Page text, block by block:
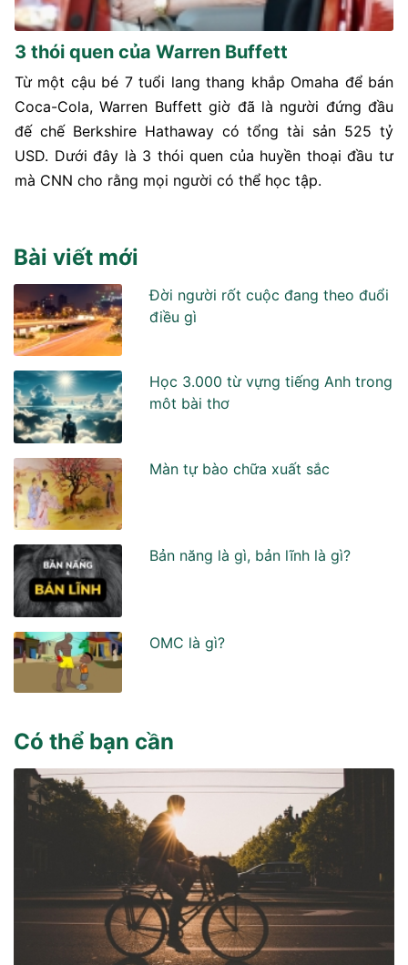
3 thói quen của Warren Buffett
Từ một cậu bé 7 tuổi lang thang khắp Omaha để bán
Coca-Cola, Warren Buffett giờ đã là người đứng đầu
đế chế Berkshire Hathaway có tổng tài sản 525 tỷ
USD. Dưới đây là 3 thói quen của huyền thoại đầu tư
mà CNN cho rằng mọi người có thể học tập.
Bài viết mới
Đời người rốt cuộc đang theo đuổi
điều gì
Học 3.000 từ vựng tiếng Anh trong
môt bài thơ
Màn tự bào chữa xuất sắc
Bản năng là gì, bản lĩnh là gì?
OMC là gì?
Có thể bạn cần